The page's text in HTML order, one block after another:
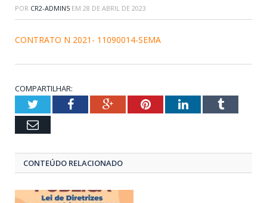
POR CR2-ADMIN5 EM 28 DE ABRIL DE 2023
CONTRATO N 2021- 11090014-SEMA
COMPARTILHAR:
TwitterFacebookGoogle+PinterestLinkedInTumblr
Email
CONTEÚDO RELACIONADO